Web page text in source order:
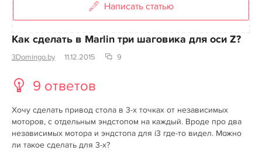
Написать статью
Как сделать в Marlin три шаговика для оси Z?
3Domingo.by 11.12.2015 9
9 ответов
Хочу сделать привод стола в 3-х точках от независимых
моторов, с отдельным эндстопом на каждый. Вроде про два
независимых мотора и эндстопа для i3 где-то видел. Можно
ли такое сделать для 3-х?